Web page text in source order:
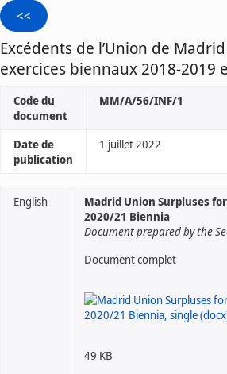
Excédents de l’Union de
exercices biennaux 2018-2019
Code du
document
MM/A/56/INF/1
Date de
publication
1 juillet 2022
English
Madrid Union Surpluses
2020/21 Biennia
Document prepared by the
Document complet
49 KB